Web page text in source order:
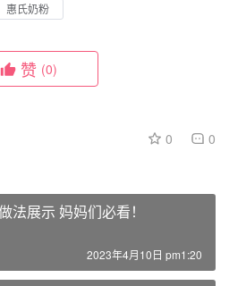
惠氏奶粉
赞 (0)
0 0
法展示 妈妈们必看！
2023年4月10日 pm1:20